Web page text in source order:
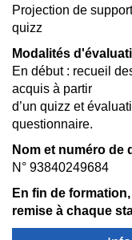
Projection de
quizz
Modalités
En début : recueil
acquis à partir
d’un quizz et
questionnaire.
Nom et numéro de
N° 93840249684
En fin de
remise à chaque